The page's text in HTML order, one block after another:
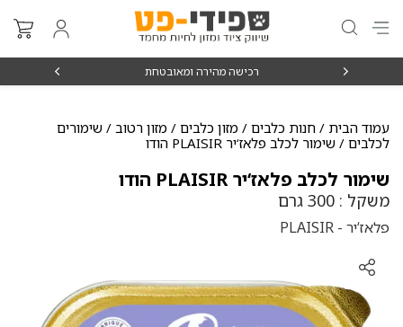
רכישה מהירה ומאובטחת
עמוד הבית / חנות כלבים / מזון כלבים / מזון רטוב / שימורים
לכלבים / שימור לכלב פלאז‘יר PLAISIR הודו
שימור לכלב פלאז‘יר PLAISIR הודו
משקל : 300 גרם
פלאז‘יר - PLAISIR